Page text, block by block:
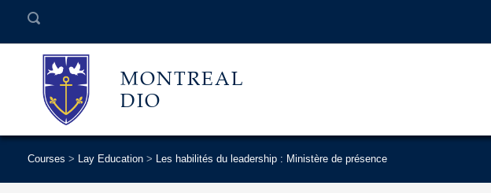
MONTREAL
DIO
Courses > Lay Education > Les habilités du leadership : Ministère de présence